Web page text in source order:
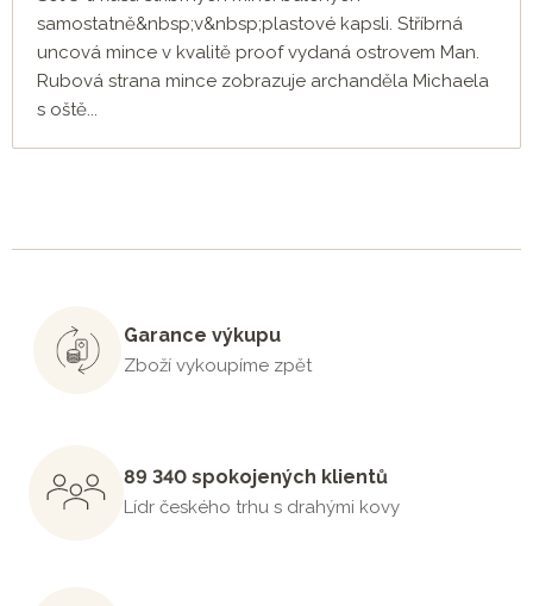
samostatně&nbsp;v&nbsp;plastové kapsli. Stříbrná
uncová mince v kvalitě proof vydaná ostrovem Man.
Rubová strana mince zobrazuje archanděla Michaela
s oště...
Garance výkupu
Zboží vykoupíme zpět
89 340 spokojených klientů
Lídr českého trhu s drahými kovy